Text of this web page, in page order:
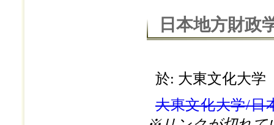
日本地方財政
於: 大東文化大学
大東文化大学/日